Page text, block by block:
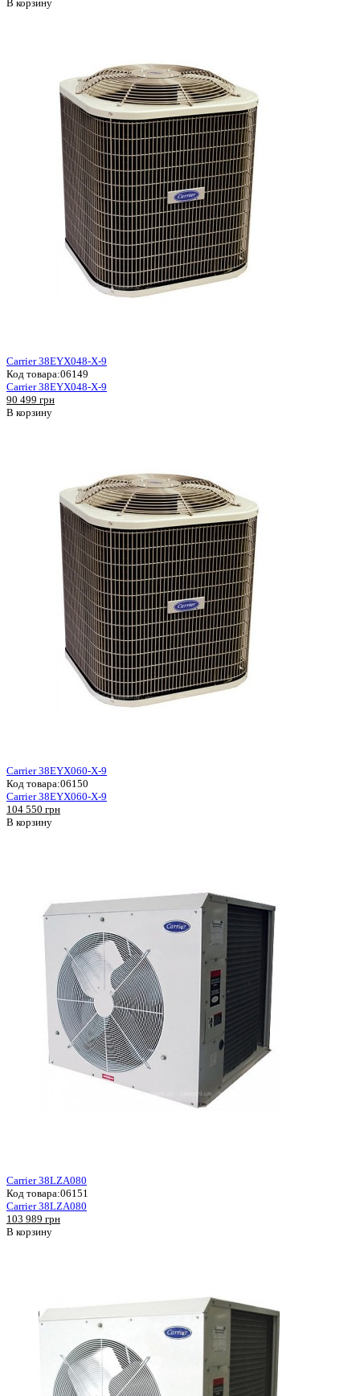
В корзину
Carrier 38EYX048-X-9
Код товара:06149
Carrier 38EYX048-X-9
90 499 грн
В корзину
Carrier 38EYX060-X-9
Код товара:06150
Carrier 38EYX060-X-9
104 550 грн
В корзину
Carrier 38LZA080
Код товара:06151
Carrier 38LZA080
103 989 грн
В корзину